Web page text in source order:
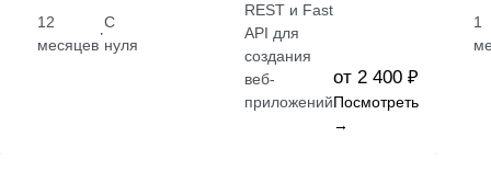
12
месяцев
·
С
нуля
REST и Fast
API для
создания
веб-
приложений
от 2 400 ₽
Посмотреть
→
1